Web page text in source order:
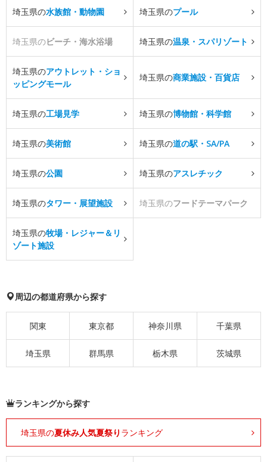
埼玉県の水族館・動物園 埼玉県のプール
埼玉県のビーチ・海水浴場 埼玉県の温泉・スパリゾート
埼玉県のアウトレット・ショ
ッピングモール
埼玉県の商業施設・百貨店
埼玉県の工場見学 埼玉県の博物館・科学館
埼玉県の美術館 埼玉県の道の駅・SA/PA
埼玉県の公園 埼玉県のアスレチック
埼玉県のタワー・展望施設 埼玉県のフードテーマパーク
埼玉県の牧場・レジャー＆リ
ゾート施設
周辺の都道府県から探す
関東 東京都 神奈川県 千葉県
埼玉県 群馬県 栃木県 茨城県
ランキングから探す
埼玉県の夏休み人気夏祭り ランキング